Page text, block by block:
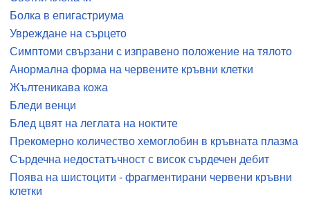
Болка в епигастриума
Увреждане на сърцето
Симптоми свързани с изправено положение на тялото
Анормална форма на червените кръвни клетки
Жълтеникава кожа
Бледи венци
Блед цвят на леглата на ноктите
Прекомерно количество хемоглобин в кръвната плазма
Сърдечна недостатъчност с висок сърдечен дебит
Поява на шистоцити - фрагментирани червени кръвни
клетки